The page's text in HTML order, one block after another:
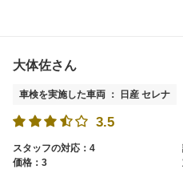
大体佐さん
車検を実施した車両 ： 日産 セレナ
3.5
スタッフの対応：4
価格：3